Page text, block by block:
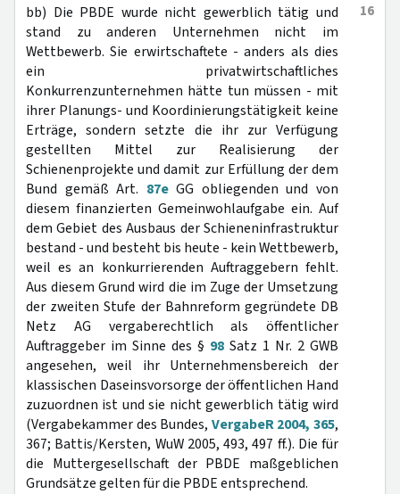
16
bb) Die PBDE wurde nicht gewerblich tätig und
stand zu anderen Unternehmen nicht im
Wettbewerb. Sie erwirtschaftete - anders als dies
ein privatwirtschaftliches
Konkurrenzunternehmen hätte tun müssen - mit
ihrer Planungs- und Koordinierungstätigkeit keine
Erträge, sondern setzte die ihr zur Verfügung
gestellten Mittel zur Realisierung der
Schienenprojekte und damit zur Erfüllung der dem
Bund gemäß Art. 87eGG obliegenden und von
diesem finanzierten Gemeinwohlaufgabe ein. Auf
dem Gebiet des Ausbaus der Schieneninfrastruktur
bestand - und besteht bis heute - kein Wettbewerb,
weil es an konkurrierenden Auftraggebern fehlt.
Aus diesem Grund wird die im Zuge der Umsetzung
der zweiten Stufe der Bahnreform gegründete DB
Netz AG vergaberechtlich als öffentlicher
Auftraggeber im Sinne des § 98 Satz 1 Nr. 2 GWB
angesehen, weil ihr Unternehmensbereich der
klassischen Daseinsvorsorge der öffentlichen Hand
zuzuordnen ist und sie nicht gewerblich tätig wird
(Vergabekammer des Bundes, VergabeR 2004, 365,
367; Battis/Kersten, WuW 2005, 493, 497 ff.). Die für
die Muttergesellschaft der PBDE maßgeblichen
Grundsätze gelten für die PBDE entsprechend.